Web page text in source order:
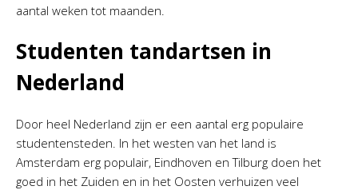
aantal weken tot maanden.
Studenten tandartsen in
Nederland
Door heel Nederland zijn er een aantal erg populaire
studentensteden. In het westen van het land is
Amsterdam erg populair, Eindhoven en Tilburg doen het
goed in het Zuiden en in het Oosten verhuizen veel